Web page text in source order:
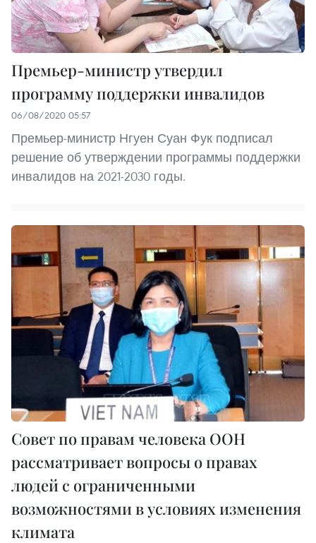
Премьер-министр утвердил
программу поддержки инвалидов
06/08/2020 05:57
Премьер-министр Нгуен Суан Фук подписал
решение об утверждении программы поддержки
инвалидов на 2021-2030 годы.
Совет по правам человека ООН
рассматривает вопросы о правах
людей с ограниченными
возможностями в условиях изменения
климата